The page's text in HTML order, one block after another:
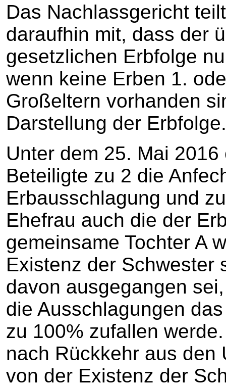
Das Nachlassgericht
daraufhin mit, dass der
gesetzlichen Erbfolge
wenn keine Erben 1.
Großeltern vorhanden
Darstellung der Erbfolge.
Unter dem 25. Mai
Beteiligte zu 2 die
Erbausschlagung und
Ehefrau auch die der
gemeinsame Tochter A
Existenz der Schwester
davon ausgegangen
die Ausschlagungen
zu 100% zufallen
nach Rückkehr aus den
von der Existenz der